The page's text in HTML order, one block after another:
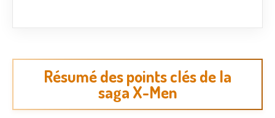
Résumé des points clés de la
saga X-Men